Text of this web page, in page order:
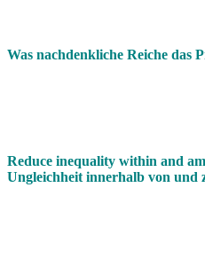
Was nachdenkliche Reiche das
Reduce inequality within and
Ungleichheit innerhalb von und